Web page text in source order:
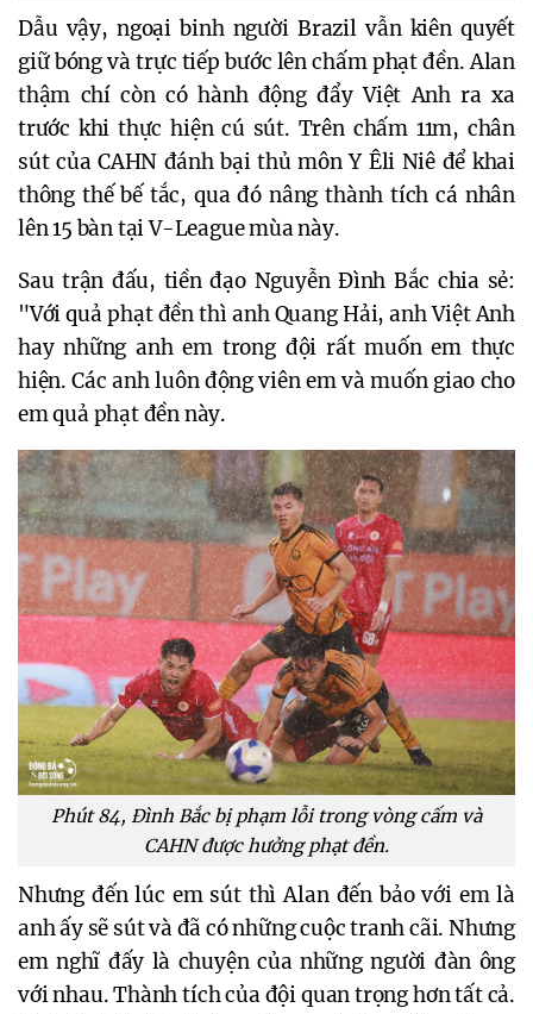
Dẫu vậy, ngoại binh người Brazil vẫn kiên quyết
giữ bóng và trực tiếp bước lên chấm phạt đền. Alan
thậm chí còn có hành động đẩy Việt Anh ra xa
trước khi thực hiện cú sút. Trên chấm 11m, chân
sút của CAHN đánh bại thủ môn Y Êli Niê để khai
thông thế bế tắc, qua đó nâng thành tích cá nhân
lên 15 bàn tại V-League mùa này.
Sau trận đấu, tiền đạo Nguyễn Đình Bắc chia sẻ:
"Với quả phạt đền thì anh Quang Hải, anh Việt Anh
hay những anh em trong đội rất muốn em thực
hiện. Các anh luôn động viên em và muốn giao cho
em quả phạt đền này.
Phút 84, Đình Bắc bị phạm lỗi trong vòng cấm và
CAHN được hưởng phạt đền.
Nhưng đến lúc em sút thì Alan đến bảo với em là
anh ấy sẽ sút và đã có những cuộc tranh cãi. Nhưng
em nghĩ đấy là chuyện của những người đàn ông
với nhau. Thành tích của đội quan trọng hơn tất cả.